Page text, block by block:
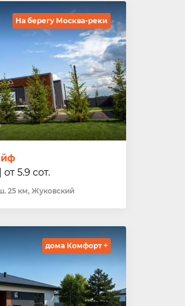
На берегу Москва-реки
| от 5.9 сот.
25 км, Жуковский
дома Комфорт +